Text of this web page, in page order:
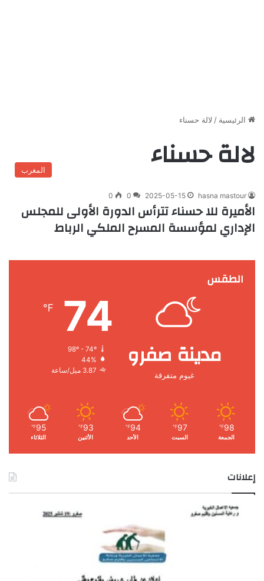
الرئيسية / لالة حسناء
لالة حسناء المغرب
hasna mastour
2025-05-15
0
0
الأميرة للا حسناء تترأس الدورة الأولى للمجلس
الإداري لمؤسسة المسرح الملكي الرباط
الطقس
مدينة صفرو
غيوم متفرقة
74
℉
98º - 74º
44%
3.87 ميل/ساعة
98
℉
الجمعة
97
℉
السبت
94
℉
الأحد
93
℉
الأثنين
95
℉
الثلاثاء
إعلانات